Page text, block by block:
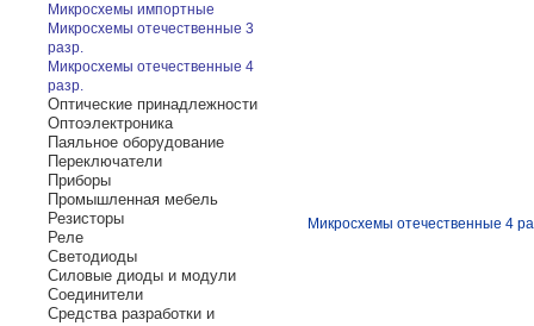
Микросхемы импортные
Микросхемы отечественные 3
разр.
Микросхемы отечественные 4
разр.
Оптические принадлежности
Оптоэлектроника
Паяльное оборудование
Переключатели
Приборы
Промышленная мебель
Резисторы
Реле
Светодиоды
Силовые диоды и модули
Соединители
Средства разработки и
Микросхемы отечественные 4